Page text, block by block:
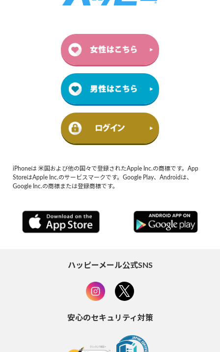
iPhoneは 米国および他の国々で登録されたApple Inc.の商標です。App
StoreはApple Inc.のサービスマークです。Google Play、Androidは、
Google Inc.の商標または登録商標です。
ハッピーメール公式SNS
安心のセキュリティ対策